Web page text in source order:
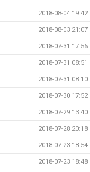
2018-08-04 19:42
2018-08-03 21:07
2018-07-31 17:56
2018-07-31 08:51
2018-07-31 08:10
2018-07-30 17:52
2018-07-29 13:40
2018-07-28 20:18
2018-07-23 18:54
2018-07-23 18:48